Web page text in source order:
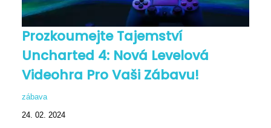
Prozkoumejte Tajemství
Uncharted 4: Nová Levelová
Videohra Pro Vaši Zábavu!
zábava
24. 02. 2024